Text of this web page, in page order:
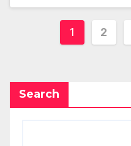
Posts
1 2
Search